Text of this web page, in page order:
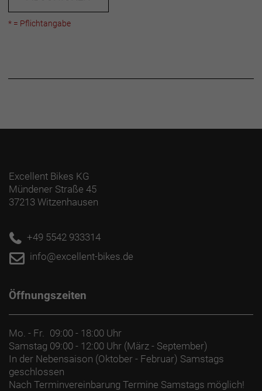
* = Pflichtangabe
Excellent Bikes KG
Mündener Straße 45
37213 Witzenhausen
+49 5542 933314
info@excellent-bikes.de
Öffnungszeiten
Mo. - Fr.
09:00 - 18:00 Uhr
Samstag 09:00 - 12:00 Uhr (März - September)
In der Nebensaison (Oktober - Februar) Samstags
geschlossen
Nach Terminvereinbarung Termine Samstags möglich!